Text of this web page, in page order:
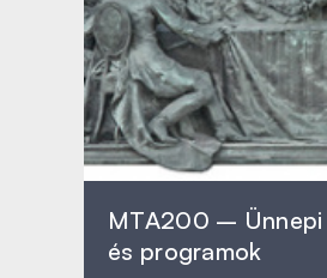
MTA200 – Ünnepi
és programok